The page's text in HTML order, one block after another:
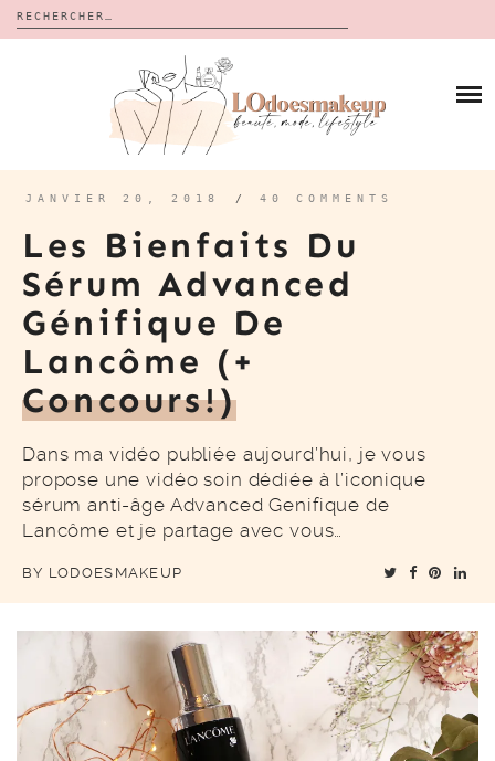
Rechercher :
CALENDRIERS DE L’AVENT
BON PLAN
À PROPOS
CONTACT
JANVIER 20, 2018 / 40 COMMENTS
Les Bienfaits Du
Sérum Advanced
Génifique De
Lancôme (+
Concours!)
Dans ma vidéo publiée aujourd’hui, je vous
propose une vidéo soin dédiée à l’iconique
sérum anti-âge Advanced Genifique de
Lancôme et je partage avec vous…
BY LODOESMAKEUP